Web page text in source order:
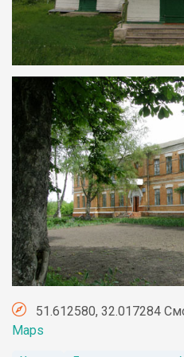
51.612580, 32.017284
Maps